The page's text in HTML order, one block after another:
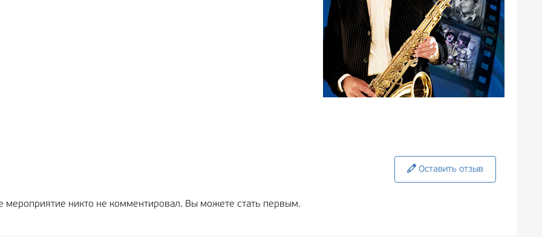
Оставить отзыв
мероприятие никто не комментировал. Вы можете стать первым.